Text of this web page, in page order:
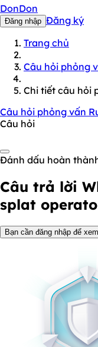
DonDon
Đăng nhập Đăng ký
Trang chủ
Câu hỏi phỏng
Chi tiết câu hỏi
Câu hỏi phỏng vấn
Câu hỏi
Đánh dấu hoàn
Câu trả lời
splat
Bạn cần đăng nhập để xem